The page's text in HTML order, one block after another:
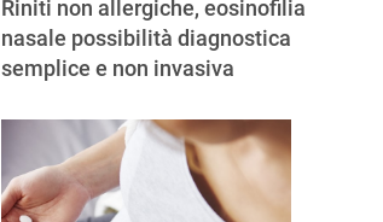
Riniti non allergiche, eosinofilia
nasale possibilità diagnostica
semplice e non invasiva